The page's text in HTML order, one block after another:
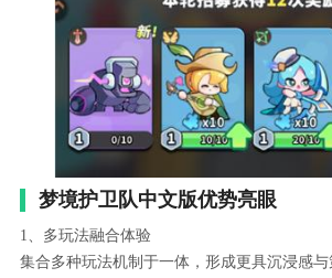
梦境护卫队中文版优势亮眼
1、多玩法融合体验
集合多种玩法机制于一体，形成更具沉浸感